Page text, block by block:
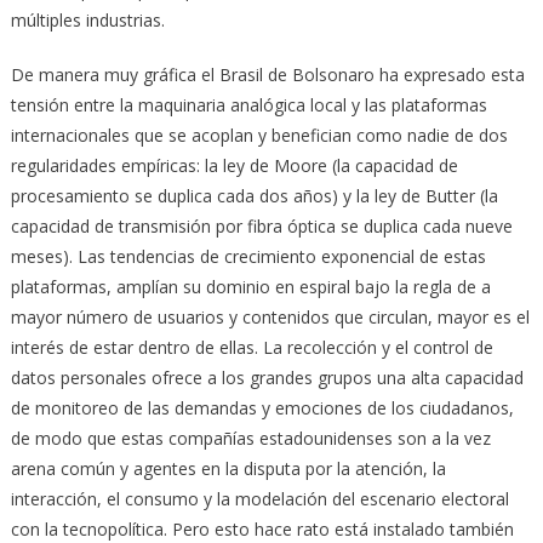
múltiples industrias.
De manera muy gráfica el Brasil de Bolsonaro ha expresado esta
tensión entre la maquinaria analógica local y las plataformas
internacionales que se acoplan y benefician como nadie de dos
regularidades empíricas: la ley de Moore (la capacidad de
procesamiento se duplica cada dos años) y la ley de Butter (la
capacidad de transmisión por fibra óptica se duplica cada nueve
meses). Las tendencias de crecimiento exponencial de estas
plataformas, amplían su dominio en espiral bajo la regla de a
mayor número de usuarios y contenidos que circulan, mayor es el
interés de estar dentro de ellas. La recolección y el control de
datos personales ofrece a los grandes grupos una alta capacidad
de monitoreo de las demandas y emociones de los ciudadanos,
de modo que estas compañías estadounidenses son a la vez
arena común y agentes en la disputa por la atención, la
interacción, el consumo y la modelación del escenario electoral
con la tecnopolítica. Pero esto hace rato está instalado también